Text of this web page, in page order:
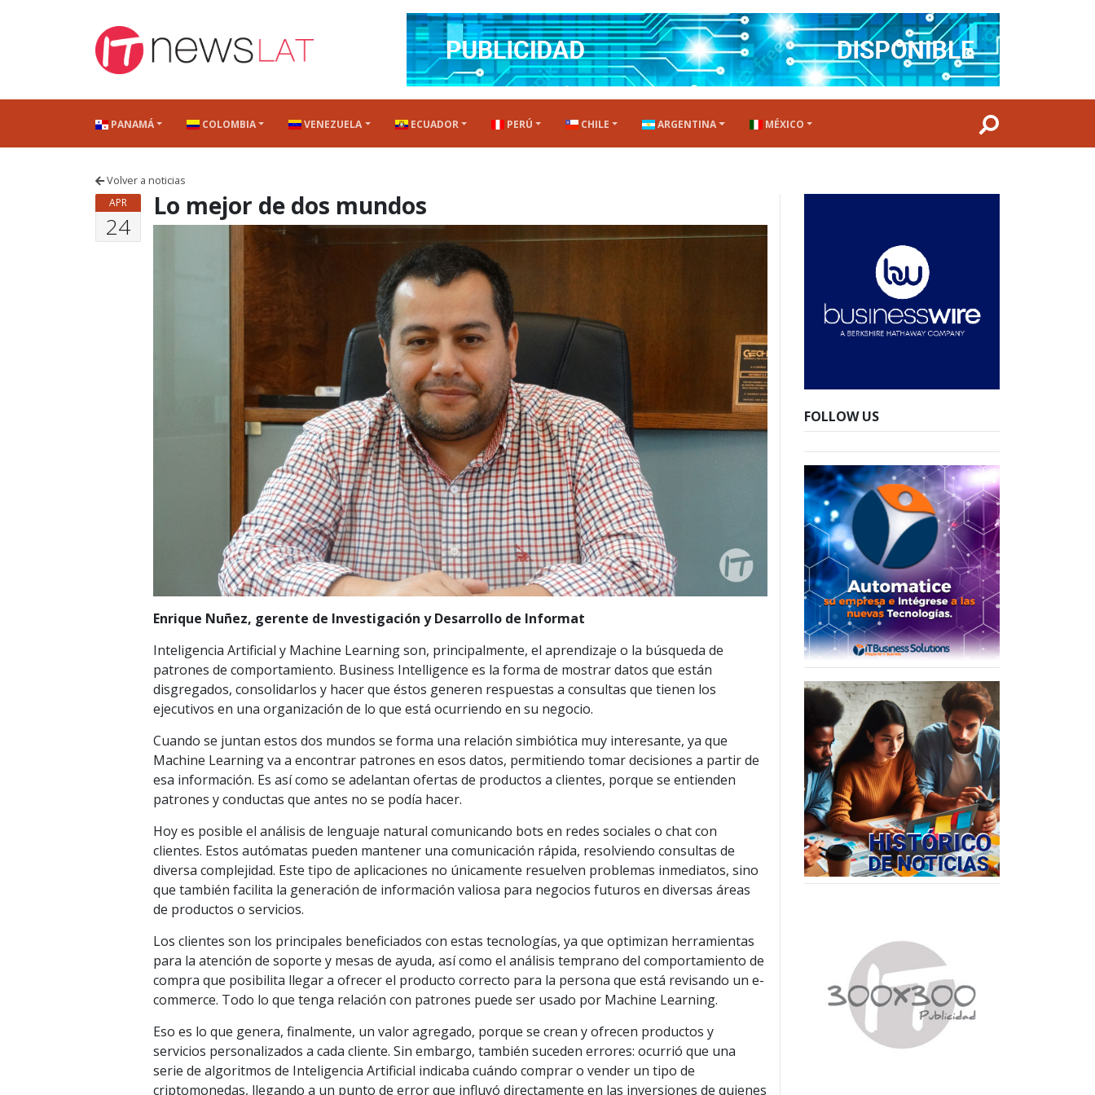
PANAMÁ COLOMBIA VENEZUELA ECUADOR PERÚ CHILE ARGENTINA MÉXICO
Volver a noticias
APR
24
Lo mejor de dos mundos
Enrique Nuñez, gerente de Investigación y Desarrollo de Informat
Inteligencia Artificial y Machine Learning son, principalmente, el aprendizaje o la búsqueda de
patrones de comportamiento. Business Intelligence es la forma de mostrar datos que están
disgregados, consolidarlos y hacer que éstos generen respuestas a consultas que tienen los
ejecutivos en una organización de lo que está ocurriendo en su negocio.
Cuando se juntan estos dos mundos se forma una relación simbiótica muy interesante, ya que
Machine Learning va a encontrar patrones en esos datos, permitiendo tomar decisiones a partir de
esa información. Es así como se adelantan ofertas de productos a clientes, porque se entienden
patrones y conductas que antes no se podía hacer.
Hoy es posible el análisis de lenguaje natural comunicando bots en redes sociales o chat con
clientes. Estos autómatas pueden mantener una comunicación rápida, resolviendo consultas de
diversa complejidad. Este tipo de aplicaciones no únicamente resuelven problemas inmediatos, sino
que también facilita la generación de información valiosa para negocios futuros en diversas áreas
de productos o servicios.
Los clientes son los principales beneficiados con estas tecnologías, ya que optimizan herramientas
para la atención de soporte y mesas de ayuda, así como el análisis temprano del comportamiento de
compra que posibilita llegar a ofrecer el producto correcto para la persona que está revisando un e-
commerce. Todo lo que tenga relación con patrones puede ser usado por Machine Learning.
Eso es lo que genera, finalmente, un valor agregado, porque se crean y ofrecen productos y
servicios personalizados a cada cliente. Sin embargo, también suceden errores: ocurrió que una
serie de algoritmos de Inteligencia Artificial indicaba cuándo comprar o vender un tipo de
criptomonedas, llegando a un punto de error que influyó directamente en las inversiones de quienes
FOLLOW US